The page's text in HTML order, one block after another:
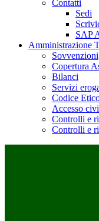
Contatti
Sedi
SAP
Amministrazione
Copertura
Bilanci
Servizi
Codice
Accesso
Controlli e
Controlli e